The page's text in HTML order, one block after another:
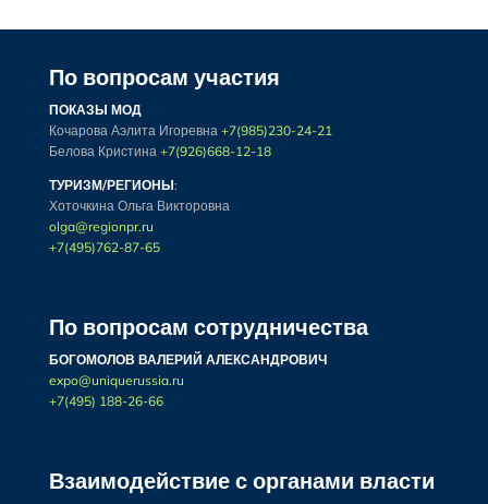
По вопросам участия
ПОКАЗЫ МОД
Кочарова Аэлита Игоревна +7(985)230-24-21
Белова Кристина +7(926)668-12-18
ТУРИЗМ/РЕГИОНЫ:
Хоточкина Ольга Викторовна
olga@regionpr.ru
+7(495)762-87-65
По вопросам сотрудничества
БОГОМОЛОВ ВАЛЕРИЙ АЛЕКСАНДРОВИЧ
expo@uniquerussia.ru
+7(495) 188-26-66
Взаимодействие с органами власти